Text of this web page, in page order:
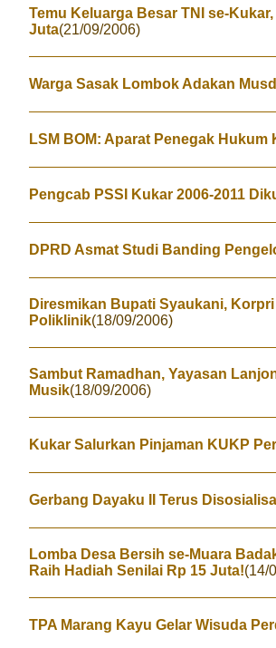
Temu Keluarga Besar TNI se-
Juta(21/09/2006)
Warga Sasak Lombok Adakan
LSM BOM: Aparat Penegak Hukum
Pengcab PSSI Kukar 2006-2011
DPRD Asmat Studi Banding
Diresmikan Bupati Syaukani,
Poliklinik(18/09/2006)
Sambut Ramadhan, Yayasan
Musik(18/09/2006)
Kukar Salurkan Pinjaman KUKP
Gerbang Dayaku II Terus
Lomba Desa Bersih se-Muara
Raih Hadiah Senilai Rp 15 Juta!(14/
TPA Marang Kayu Gelar Wisuda